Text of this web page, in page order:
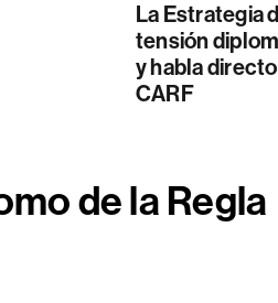
La Estrategia
tensión
y habla
CARF
de la Regla